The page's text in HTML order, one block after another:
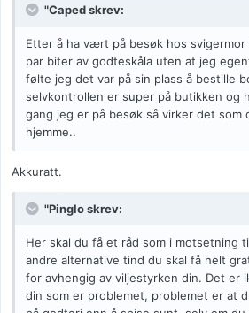
"Caped skrev:
Etter å ha vært på besøk hos
par biter av godteskåla uten at jeg
følte jeg det var på sin plass å bestille
selvkontrollen er super på butikken og
gang jeg er på besøk så virker det som
hjemme..
Akkuratt.
"Pinglo skrev:
Her skal du få et råd som i motsetning
andre alternative tind du skal få helt
for avhengig av viljestyrken din. Det er
din som er problemet, problemet er at